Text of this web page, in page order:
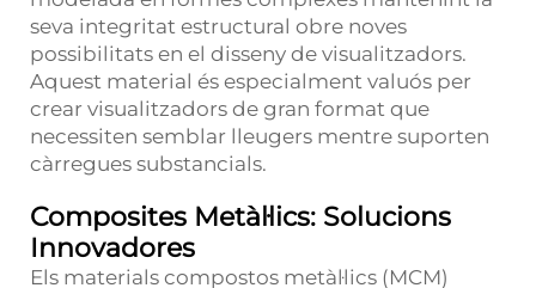
seva integritat estructural obre noves
possibilitats en el disseny de visualitzadors.
Aquest material és especialment valuós per
crear visualitzadors de gran format que
necessiten semblar lleugers mentre suporten
càrregues substancials.
Composites Metàl·lics: Solucions
Innovadores
Els materials compostos metàl·lics (MCM)